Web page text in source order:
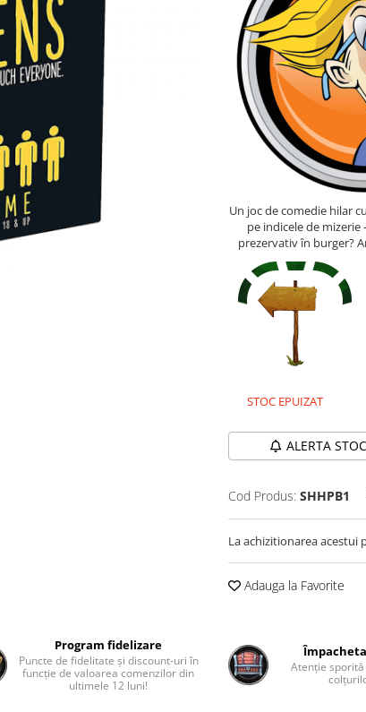
Un joc de comedie hilar
pe indicele de
prezervativ în burger?
STOC EPUIZAT
ALERTA STOC
Cod Produs: SHHPB1
La achizitionarea acestui
Adauga la Favorite
Program fidelizare
Puncte de fidelitate și discount-uri în
funcție de valoarea comenzilor din
ultimele 12 luni!
Atenție